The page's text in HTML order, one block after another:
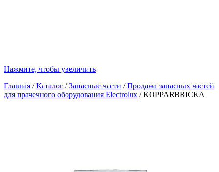
Нажмите, чтобы увеличить
Главная /Каталог /Запасные части /Продажа запасных частей
для прачечного оборудования Electrolux /KOPPARBRICKA